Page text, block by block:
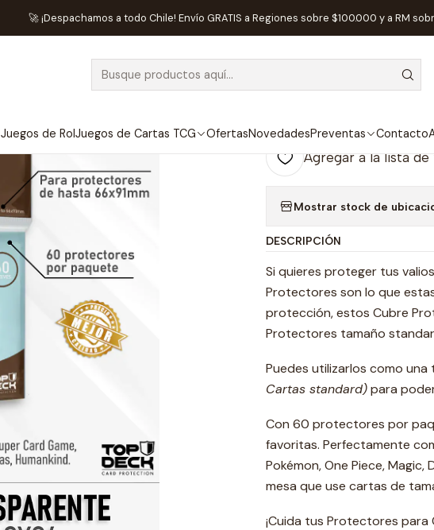
Juegos de RolJuegos de Cartas TCG OfertasNovedadesPreventas Contacto
🚀 ¡Despachamos a todo Chile! Envío GRATIS a Regiones sobre $100.000 y a RM
Inicio Accesorios Protectores de Cartas Cubre Protectores | TOPDECK
AGOTADO
Cubre
Agregar a la lista
Mostrar stock de
DESCRIPCIÓN
Si quieres proteger tus
Protectores son lo que
protección, estos Cubre
Protectores tamaño
Puedes utilizarlos como
Cartas standard)para
Con 60 protectores por
favoritas. Perfectamente
Pokémon, One Piece,
mesa que use cartas de
¡Cuida tus Protectores